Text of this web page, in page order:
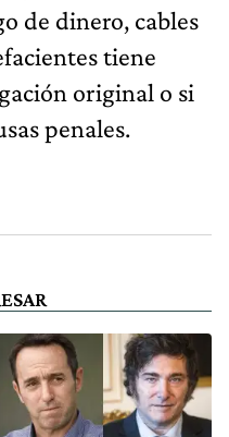
de dinero, cables
tiene
original o si
penales.